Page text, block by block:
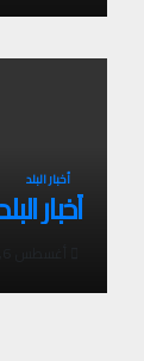
أخبار البلد
أخبار البلد